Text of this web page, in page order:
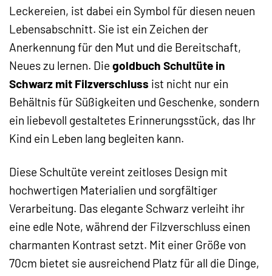
Leckereien, ist dabei ein Symbol für diesen neuen
Lebensabschnitt. Sie ist ein Zeichen der
Anerkennung für den Mut und die Bereitschaft,
Neues zu lernen. Die goldbuch Schultüte in
Schwarz mit Filzverschluss ist nicht nur ein
Behältnis für Süßigkeiten und Geschenke, sondern
ein liebevoll gestaltetes Erinnerungsstück, das Ihr
Kind ein Leben lang begleiten kann.
Diese Schultüte vereint zeitloses Design mit
hochwertigen Materialien und sorgfältiger
Verarbeitung. Das elegante Schwarz verleiht ihr
eine edle Note, während der Filzverschluss einen
charmanten Kontrast setzt. Mit einer Größe von
70cm bietet sie ausreichend Platz für all die Dinge,